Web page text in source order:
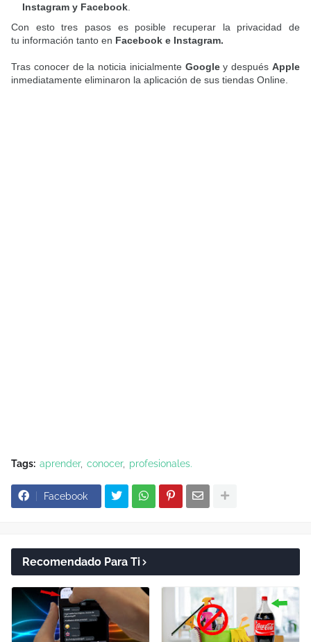
Instagram y Facebook
Con esto tres pasos es posible recuperar la privacidad de
tu información tanto en Facebook e Instagram.
Tras conocer de la noticia inicialmente Googley después Apple
inmediatamente eliminaron la aplicación de sus tiendas Online.
Tags: aprender conocer profesionales.
Facebook
Recomendado Para Ti